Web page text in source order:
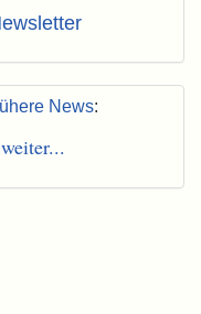
News:
weiter...